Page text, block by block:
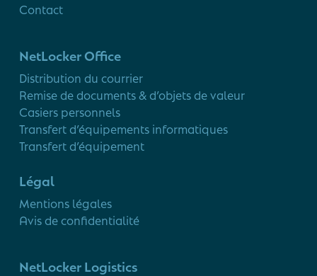
Contact
NetLocker Office
Distribution du courrier
Remise de documents & d’objets de valeur
Casiers personnels
Transfert d’équipements informatiques
Transfert d’équipement
Légal
Mentions légales
Avis de confidentialité
NetLocker Logistics